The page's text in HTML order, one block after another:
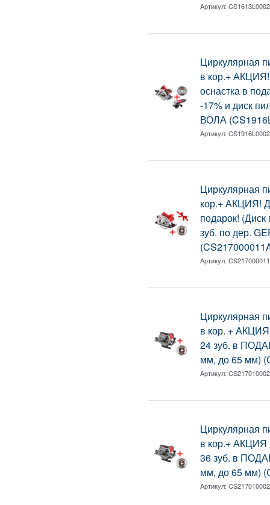
Артикул:
Циркулярная
в кор.+ АКЦИЯ!
оснастка в
-17% и диск
ВОЛА
Артикул:
Циркулярная
кор.+ АКЦИЯ!
подарок!
зуб. по дер.
Артикул:
Циркулярная
в кор. +
24 зуб. в
мм, до 65 мм)
Артикул:
Циркулярная
в кор.+ АКЦИЯ
36 зуб. в
мм, до 65 мм)
Артикул: